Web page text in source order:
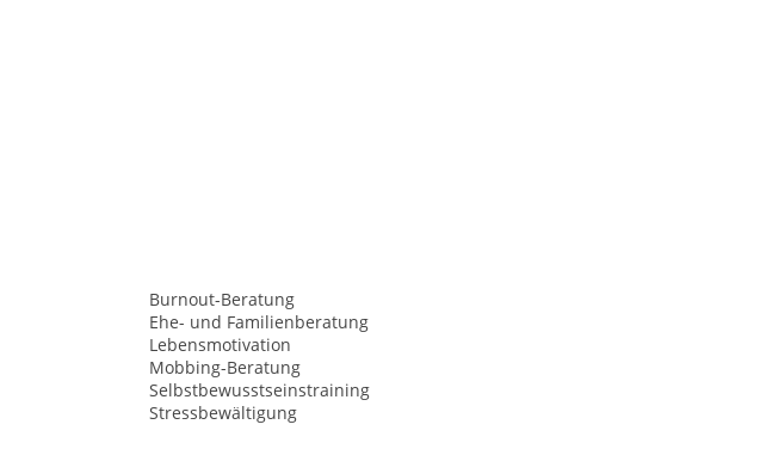
Burnout-Beratung
Ehe- und Familienberatung
Lebensmotivation
Mobbing-Beratung
Selbstbewusstseinstraining
Stressbewältigung